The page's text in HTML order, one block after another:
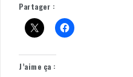
Partager :
J’aime ça :